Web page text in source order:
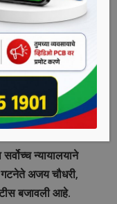
पत्र दिले
दावा भाजपा
आठवड्याच्या आत
न्यायालयाच्या
गोटात आनंदाचे
न्यायालयाने
गटनेते अजय चौधरी,
बजावली आहे.